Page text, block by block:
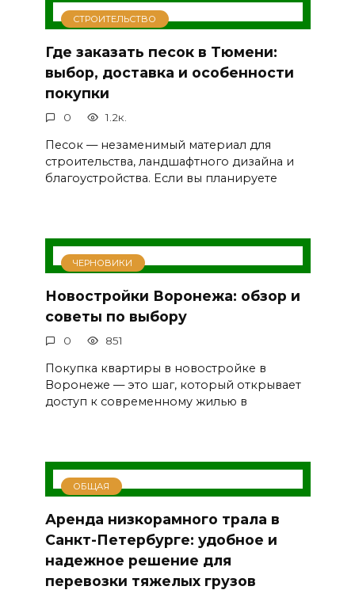
СТРОИТЕЛЬСТВО
Где заказать песок в Тюмени:
выбор, доставка и особенности
покупки
0 1.2к.
Песок — незаменимый материал для
строительства, ландшафтного дизайна и
благоустройства. Если вы планируете
ЧЕРНОВИКИ
Новостройки Воронежа: обзор и
советы по выбору
0 851
Покупка квартиры в новостройке в
Воронеже — это шаг, который открывает
доступ к современному жилью в
ОБЩАЯ
Аренда низкорамного трала в
Санкт-Петербурге: удобное и
надежное решение для
перевозки тяжелых грузов